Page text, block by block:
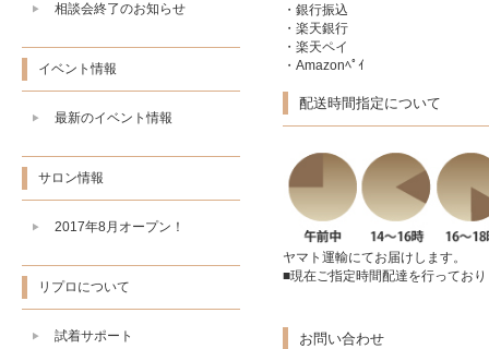
・銀行振込
・楽天銀行
・楽天ペイ
・Amazonﾍﾟｲ
配送時間指定について
ヤマト運輸にてお届けします。
■現在ご指定時間配達を行ってお
お問い合わせ
相談会終了のお知らせ
イベント情報
最新のイベント情報
サロン情報
2017年8月オープン！
リプロについて
試着サポート